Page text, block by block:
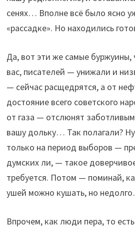
сенях… Вполне всё было ясно
«рассадке». Но находились
Да, вот эти же самые буржуины,
вас, писателей — унижали и
— сейчас расщедрятся, а от
достояние всего советского
от газа — отслюнят
вашу дольку… Так полагали?
только на период выборов —
думских ли, — такое
требуется. Потом — поминай,
ушей можно кушать, но
Впрочем, как люди пера, то